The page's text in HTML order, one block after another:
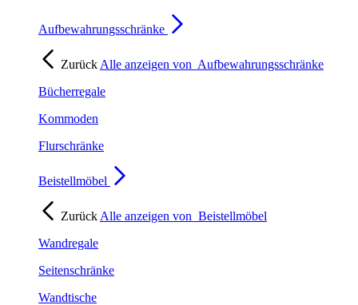
Aufbewahrungsschränke
Zurück Alle anzeigen von Aufbewahrungsschränke
Bücherregale
Kommoden
Flurschränke
Beistellmöbel
Zurück Alle anzeigen von Beistellmöbel
Wandregale
Seitenschränke
Wandtische